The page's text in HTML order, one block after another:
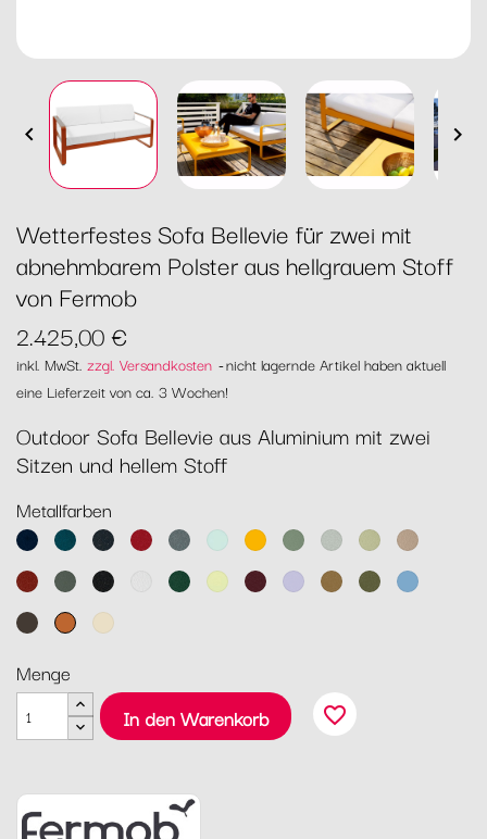
 
Wetterfestes Sofa Bellevie für zwei mit
abnehmbarem Polster aus hellgrauem Stoff
von Fermob
2.425,00 €
inkl. MwSt. zzgl. Versandkosten nicht lagernde Artikel haben aktuell
eine Lieferzeit von ca. 3 Wochen!
Outdoor Sofa Bellevie aus Aluminium mit zwei
Sitzen und hellem Stoff
Metallfarben
AbyssblauAcapulcoblau
Anthrazit
Chili Gewittergrau
Gletscherminze
HonigKaktusLehmgrau
LindgrünMuskat
OckerRosmarin
Lakritz Baumwollweiß
Zederngrün
Zitronensorbet
Schwarzkirsche
Marshmallo
Lebkuchen
PestoMaya
TonkaKandierte
Latte-
Menge
In den Warenkorb
favorite_border